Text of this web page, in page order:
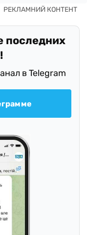
последних
в Telegram